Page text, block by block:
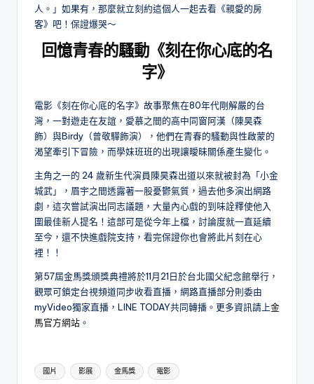
人。」如果有，那麼就立刻約這個人一起去看《親愛的房
客》吧！保證爆哭～
回憶青春的騷動《刻在你心底的名
字》
電影《刻在你心底的名字》故事聚焦在80年代剛解嚴的台
灣，一對遊走在友誼，愛慕之間的高中同窗阿漢（陳昊森
飾）與Birdy（曾敬驊飾演），他們在青春的騷動與性啟蒙的
渴望牽引下冒險，而學妹班班的出現讓曖昧關係產生變化。
主角之一的 24 歲新生代演員陳昊森出道以來就被封為「小金
城武」，眉宇之間透露著一股憂鬱氣質，過去他多演出網路
劇，這次嘗試演出同志議題，大量內心戲的到味詮釋使他入
圍最佳新人提名！這部可是從今年上檔，討論度就一直延續
至今，還不快進戲院支持，看完保證你也會將此片刻在心
裡！！
第57屆金馬獎頒獎典禮將於11月21日於台北國父紀念館舉行，
觀眾可鎖定台視頻道同步收看直播，網路直播部分則委由
myVideo獨家直播，LINE TODAY共同轉播。更多資訊請上金
馬官方網站 。
Tags:
國片 影展 金馬獎 電影